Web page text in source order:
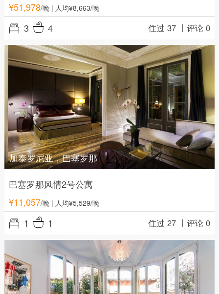
¥51,978/晚| 人均¥8,663/晚
3 4 住过 37 丨评论 0
加泰罗尼亚，巴塞罗那
巴塞罗那风情2号公寓
¥11,057/晚| 人均¥5,529/晚
1 1 住过 27 丨评论 0